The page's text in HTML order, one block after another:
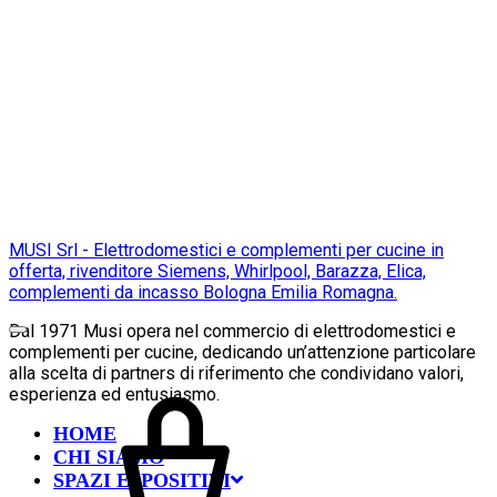
MUSI Srl - Elettrodomestici e complementi per cucine in
offerta, rivenditore Siemens, Whirlpool, Barazza, Elica,
complementi da incasso Bologna Emilia Romagna.
Dal 1971 Musi opera nel commercio di elettrodomestici e
complementi per cucine, dedicando un’attenzione particolare
alla scelta di partners di riferimento che condividano valori,
esperienza ed entusiasmo.
HOME
CHI SIAMO
SPAZI ESPOSITIVI